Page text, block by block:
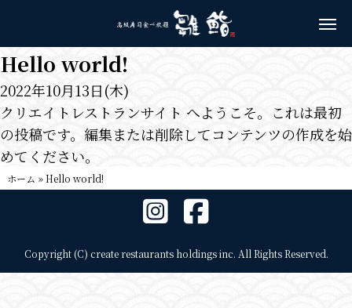
Hello world!
2022年10月13日(木)
クリエイトレストランサイト へようこそ。これは最初
の投稿です。編集または削除してコンテンツの作成を始
めてください。
ホーム »Hello world!
Copyright (C) create restaurants holdings inc. All Rights Reserved.